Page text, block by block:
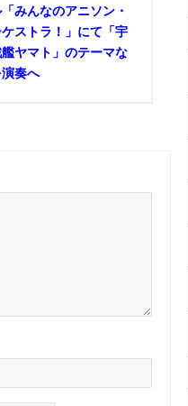
みんなのアニソン・
ストラ！」にて「宇
ヤマト」のテーマな
演奏へ